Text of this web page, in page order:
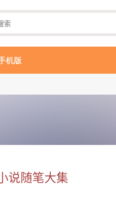
机版
说随笔大集